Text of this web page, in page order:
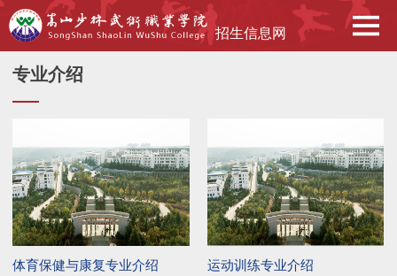
招生信息网
专业介绍
​体育保健与康复专业介绍 ​运动训练专业介绍